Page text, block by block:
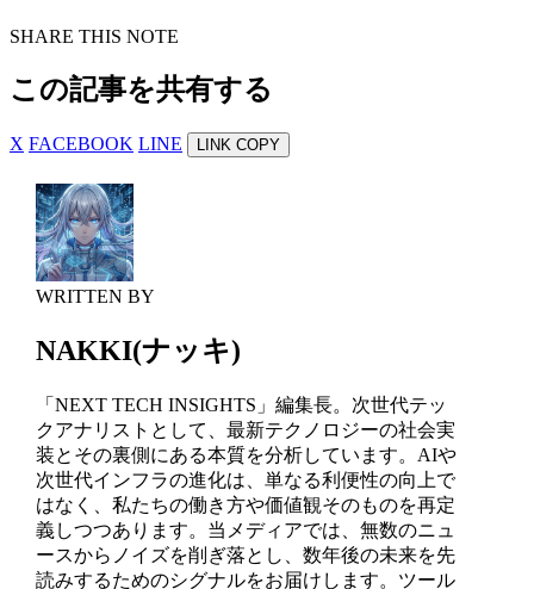
SHARE THIS NOTE
この記事を共有する
X FACEBOOK LINE LINK COPY
WRITTEN BY
NAKKI(ナッキ)
「NEXT TECH INSIGHTS」編集長。次世代テッ
クアナリストとして、最新テクノロジーの社会実
装とその裏側にある本質を分析しています。AIや
次世代インフラの進化は、単なる利便性の向上で
はなく、私たちの働き方や価値観そのものを再定
義しつつあります。当メディアでは、無数のニュ
ースからノイズを削ぎ落とし、数年後の未来を先
読みするためのシグナルをお届けします。ツール